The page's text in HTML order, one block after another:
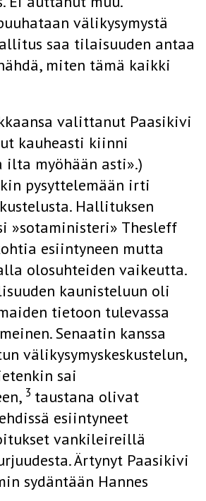
välikysymystä
saa tilai­suuden antaa
miten tämä kaikki
valittanut Paasikivi
kauheasti kiinni
ilta myöhään asti».)
pysyttele­mään irti
Hallituksen
»sota­ministeri» Thesleff
esiintyneen mutta
olosuhteiden vaikeutta.
kaunisteluun oli
tietoon tulevassa
Se­naatin kanssa
välikysymyskeskustelun,
sai
3 taustana olivat
esiintyneet
vankileireillä
Ärtynyt Paasikivi
sydäntään Hannes